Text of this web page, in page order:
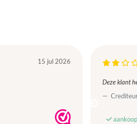
15 jul 2026
Deze klant